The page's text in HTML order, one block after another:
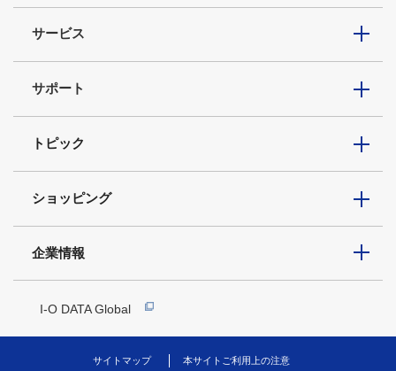
サービス
サポート
トピック
ショッピング
企業情報
I-O DATA Global
サイトマップ 本サイトご利用上の注意